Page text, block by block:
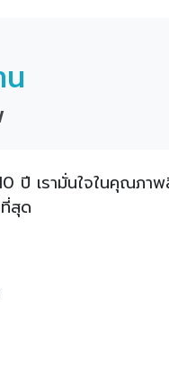
น
ปี เรามั่นใจในคุณภาพ
สุด